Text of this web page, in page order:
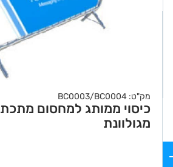
מק"ט: BC0003/BC0004
כיסוי ממותג למחסום מתכת
מגולוונת